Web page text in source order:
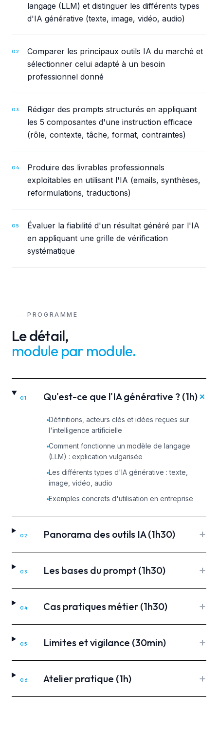
langage (LLM) et distinguer les différents types
d'IA générative (texte, image, vidéo, audio)
02
Comparer les principaux outils IA du marché et
sélectionner celui adapté à un besoin
professionnel donné
03
Rédiger des prompts structurés en appliquant
les 5 composantes d'une instruction efficace
(rôle, contexte, tâche, format, contraintes)
04
Produire des livrables professionnels
exploitables en utilisant l'IA (emails, synthèses,
reformulations, traductions)
05
Évaluer la fiabilité d'un résultat généré par l'IA
en appliquant une grille de vérification
systématique
PROGRAMME
Le détail,
module par module.
01 Qu'est-ce que l'IA générative ? (1h)+
Définitions, acteurs clés et idées reçues sur
l'intelligence artificielle
Comment fonctionne un modèle de langage
(LLM) : explication vulgarisée
Les différents types d'IA générative : texte,
image, vidéo, audio
Exemples concrets d'utilisation en entreprise
02 Panorama des outils IA (1h30) +
03 Les bases du prompt (1h30) +
04 Cas pratiques métier (1h30) +
05 Limites et vigilance (30min) +
06 Atelier pratique (1h) +